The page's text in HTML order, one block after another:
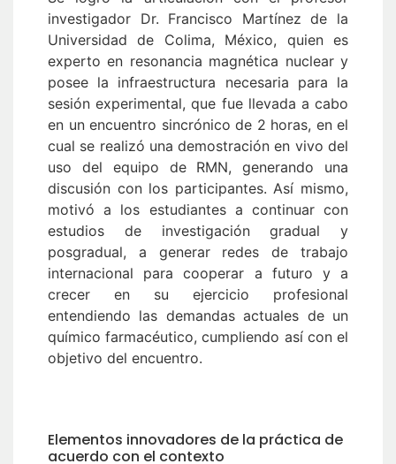
investigador Dr. Francisco Martínez de la
Universidad de Colima, México, quien es
experto en resonancia magnética nuclear y
posee la infraestructura necesaria para la
sesión experimental, que fue llevada a cabo
en un encuentro sincrónico de 2 horas, en el
cual se realizó una demostración en vivo del
uso del equipo de RMN, generando una
discusión con los participantes. Así mismo,
motivó a los estudiantes a continuar con
estudios de investigación gradual y
posgradual, a generar redes de trabajo
internacional para cooperar a futuro y a
crecer en su ejercicio profesional
entendiendo las demandas actuales de un
químico farmacéutico, cumpliendo así con el
objetivo del encuentro.
Elementos innovadores de la práctica de
acuerdo con el contexto